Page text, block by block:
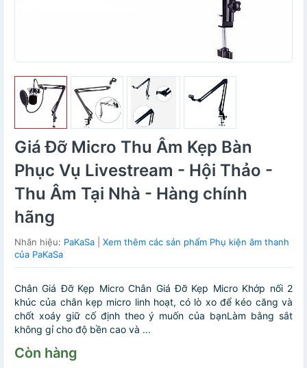
Giá Đỡ Micro Thu Âm Kẹp Bàn
Phục Vụ Livestream - Hội Thảo -
Thu Âm Tại Nhà - Hàng chính
hãng
Nhãn hiệu: PaKaSa
Xem thêm các sản phẩm Phụ kiện âm thanh
của PaKaSa
Chân Giá Đỡ Kẹp Micro Chân Giá Đỡ Kẹp Micro Khớp nối 2
khúc của chân kẹp micro linh hoạt, có lò xo để kéo căng và
chốt xoáy giữ cố định theo ý muốn của bạnLàm bằng sắt
không gỉ cho độ bền cao và ...
Còn hàng